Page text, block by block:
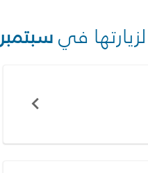
فيسبتمبر